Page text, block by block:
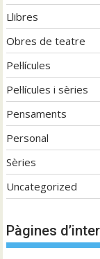
Llibres
Obres de teatre
Pel·lícules
Pel·lícules i sèries
Pensaments
Personal
Sèries
Uncategorized
Pàgines